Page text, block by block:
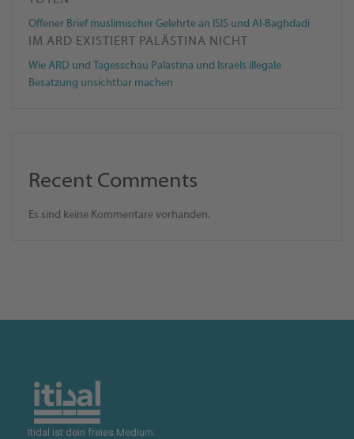
Offener Brief muslimischer Gelehrte an ISIS und Al-Baghdadi
IM ARD EXISTIERT PALÄSTINA NICHT
Wie ARD und Tagesschau Palästina und Israels illegale
Besatzung unsichtbar machen
Recent Comments
Es sind keine Kommentare vorhanden.
Itidal ist dein freies Medium.